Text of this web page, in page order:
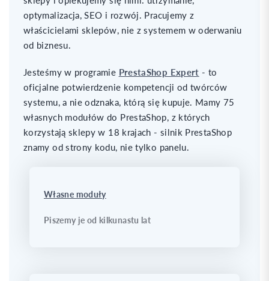
optymalizacja, SEO i rozwój. Pracujemy z
właścicielami sklepów, nie z systemem w oderwaniu
od biznesu.
Jesteśmy w programie PrestaShop Expert - to
oficjalne potwierdzenie kompetencji od twórców
systemu, a nie odznaka, którą się kupuje. Mamy 75
własnych modułów do PrestaShop, z których
korzystają sklepy w 18 krajach - silnik PrestaShop
znamy od strony kodu, nie tylko panelu.
Własne moduły
Piszemy je od kilkunastu lat